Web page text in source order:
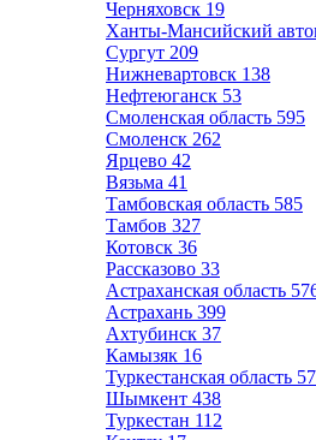
Черняховск 19
Ханты-Мансийский
Сургут 209
Нижневартовск 138
Нефтеюганск 53
Смоленская область 595
Смоленск 262
Ярцево 42
Вязьма 41
Тамбовская область 585
Тамбов 327
Котовск 36
Рассказово 33
Астраханская область
Астрахань 399
Ахтубинск 37
Камызяк 16
Туркестанская область
Шымкент 438
Туркестан 112